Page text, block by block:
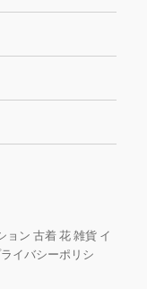
ン 古着 花 雑貨 イ
イバシーポリシ